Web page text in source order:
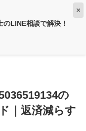
のLINE相談で解決！
×
ら減るか調べる ➡
の
｜返済減らす